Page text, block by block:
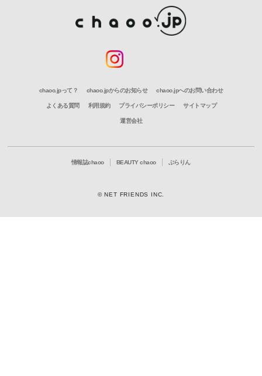
chaoo.jpって？ chaoo.jpからのお知らせ chaoo.jpへのお問い合わせ
よくある質問 利用規約 プライバシーポリシー サイトマップ
運営会社
情報誌chaoo BEAUTY chaoo ぶらりん
© NET FRIENDS INC.